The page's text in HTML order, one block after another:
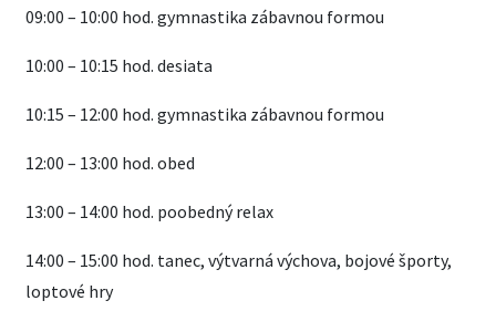
09:00 – 10:00 hod. gymnastika zábavnou formou
10:00 – 10:15 hod. desiata
10:15 – 12:00 hod. gymnastika zábavnou formou
12:00 – 13:00 hod. obed
13:00 – 14:00 hod. poobedný relax
14:00 – 15:00 hod. tanec, výtvarná výchova, bojové športy,
loptové hry